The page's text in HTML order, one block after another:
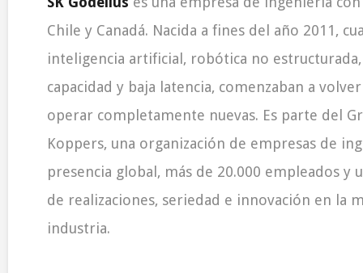
Chile y Canadá. Nacida a fines del año 2011,
inteligencia artificial, robótica no
capacidad y baja latencia, comenzaban a
operar completamente nuevas. Es parte del
Koppers, una organización de empresas de
presencia global, más de 20.000 empleados y
de realizaciones, seriedad e innovación en la
industria.